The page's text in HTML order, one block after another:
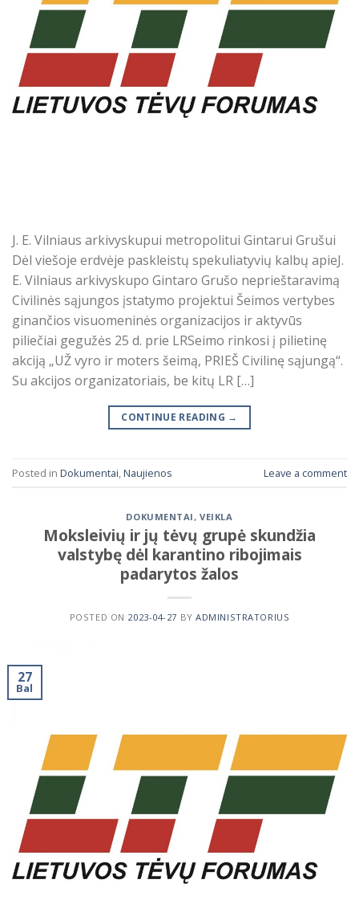
J. E. Vilniaus arkivyskupui metropolitui Gintarui Grušui
Dėl viešoje erdvėje paskleistų spekuliatyvių kalbų apieJ.
E. Vilniaus arkivyskupo Gintaro Grušo neprieštaravimą
Civilinės sąjungos įstatymo projektui Šeimos vertybes
ginančios visuomeninės organizacijos ir aktyvūs
piliečiai gegužės 25 d. prie LRSeimo rinkosi į pilietinę
akciją „UŽ vyro ir moters šeimą, PRIEŠ Civilinę sąjungą“.
Su akcijos organizatoriais, be kitų LR […]
CONTINUE READING →
Posted in Dokumentai,Naujienos Leave a comment
DOKUMENTAI,VEIKLA
Moksleivių ir jų tėvų grupė skundžia
valstybę dėl karantino ribojimais
padarytos žalos
POSTED ON 2023-04-27 BYADMINISTRATORIUS
27
Bal